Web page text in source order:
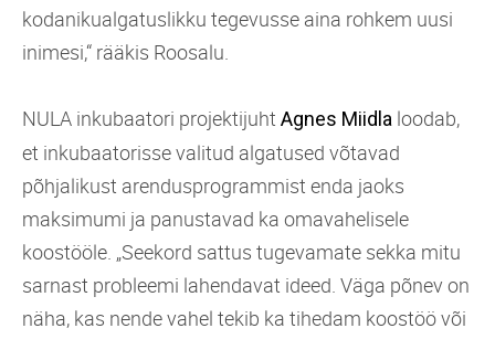
kodanikualgatuslikku tegevusse aina rohkem uusi
inimesi,“ rääkis Roosalu.
NULA inkubaatori projektijuht Agnes Miidla loodab,
et inkubaatorisse valitud algatused võtavad
põhjalikust arendusprogrammist enda jaoks
maksimumi ja panustavad ka omavahelisele
koostööle. „Seekord sattus tugevamate sekka mitu
sarnast probleemi lahendavat ideed. Väga põnev on
näha, kas nende vahel tekib ka tihedam koostöö või